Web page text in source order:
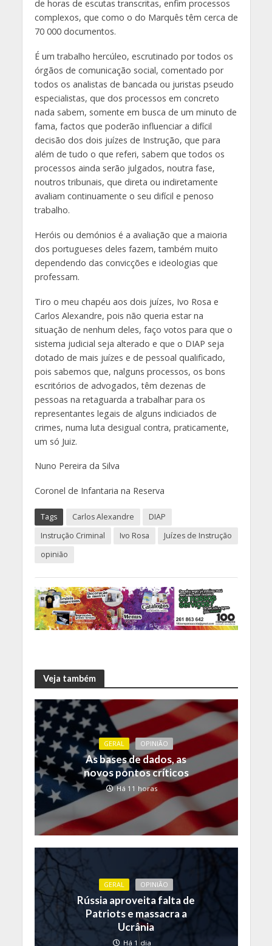
de horas de escutas transcritas, enfim processos
complexos, que como o do Marquês têm cerca de
70 000 documentos.
É um trabalho hercúleo, escrutinado por todos os
órgãos de comunicação social, comentado por
todos os analistas de bancada ou juristas pseudo
especialistas, que dos processos em concreto
nada sabem, somente em busca de um minuto de
fama, factos que poderão influenciar a difícil
decisão dos dois juízes de Instrução, que para
além de tudo o que referi, sabem que todos os
processos ainda serão julgados, noutra fase,
noutros tribunais, que direta ou indiretamente
avaliam continuamente o seu difícil e penoso
trabalho.
Heróis ou demónios é a avaliação que a maioria
dos portugueses deles fazem, também muito
dependendo das convicções e ideologias que
professam.
Tiro o meu chapéu aos dois juízes, Ivo Rosa e
Carlos Alexandre, pois não queria estar na
situação de nenhum deles, faço votos para que o
sistema judicial seja alterado e que o DIAP seja
dotado de mais juízes e de pessoal qualificado,
pois sabemos que, nalguns processos, os bons
escritórios de advogados, têm dezenas de
pessoas na retaguarda a trabalhar para os
representantes legais de alguns indiciados de
crimes, numa luta desigual contra, praticamente,
um só Juiz.
Nuno Pereira da Silva
Coronel de Infantaria na Reserva
Tags Carlos Alexandre
DIAP
Instrução Criminal
Ivo Rosa
Juízes de Instrução
opinião
Veja também
GERAL OPINIÃO
As bases de dados, as
novos pontos críticos
Há 11 horas
GERAL OPINIÃO
Rússia aproveita falta de
Patriots e massacra a
Ucrânia
Há 1 dia